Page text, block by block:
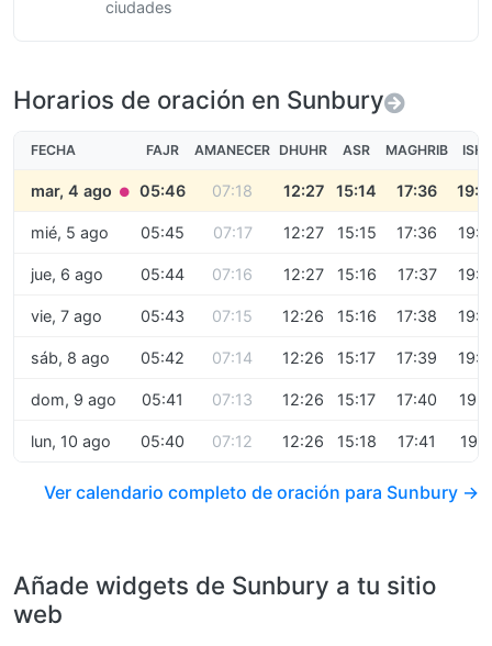
ciudades
Horarios de oración en Sunbury
FECHA FAJR AMANECER DHUHR ASR MAGHRIB
mar, 4 ago ● 05:46 07:18 12:27 15:14 17:36
mié, 5 ago 05:45 07:17 12:27 15:15 17:36
jue, 6 ago 05:44 07:16 12:27 15:16 17:37
vie, 7 ago 05:43 07:15 12:26 15:16 17:38
sáb, 8 ago 05:42 07:14 12:26 15:17 17:39
dom, 9 ago 05:41 07:13 12:26 15:17 17:40
lun, 10 ago 05:40 07:12 12:26 15:18 17:41
Ver calendario completo de oración para Sunbury →
Añade widgets de Sunbury a tu sitio
web